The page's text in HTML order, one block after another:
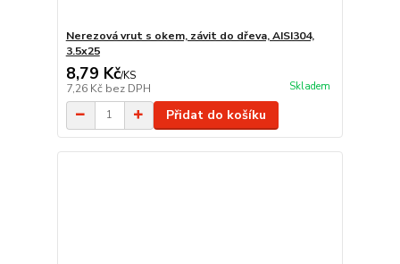
Nerezová vrut s okem, závit do dřeva, AISI304,
3.5x25
8,79 Kč/KS
7,26 Kč bez DPH Skladem
Přidat do košíku